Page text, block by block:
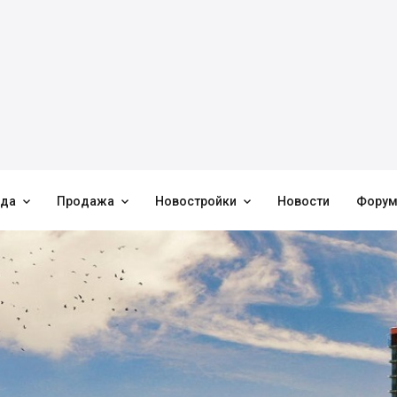
 Продажа  Новостройки  Новости Форум